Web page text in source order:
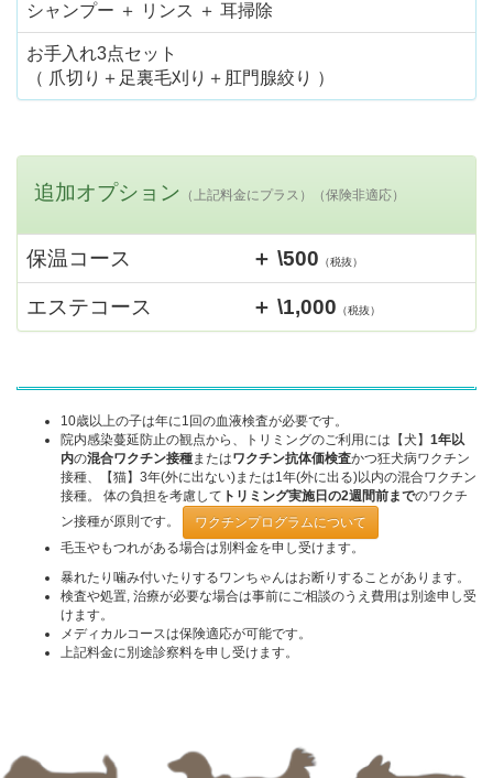
シャンプー ＋ リンス ＋ 耳掃除
お手入れ3点セット
（ 爪切り＋足裏毛刈り＋肛門腺絞り ）
追加オプション （上記料金にプラス）（保険非適応）
保温コース ＋ \500 （税抜）
エステコース ＋ \1,000 （税抜）
10歳以上の⼦は年に1回の血液検査が必要です。
院内感染蔓延防止の観点から、トリミングのご利用には【犬】 1年以
内の混合ワクチン接種またはワクチン抗体価検査かつ狂犬病ワクチン
接種、【猫】3年(外に出ない)または1年(外に出る)以内の混合ワクチン
接種。 体の負担を考慮して トリミング実施日の2週間前までのワクチ
ン接種が原則です。
ワクチンプログラムについて
⽑⽟やもつれがある場合は別料⾦を申し受けます。
暴れたり噛み付いたりするワンちゃんはお断りすることがあります。
検査や処置, 治療が必要な場合は事前にご相談のうえ費⽤は別途申し受
けます。
メディカルコースは保険適応が可能です。
上記料金に別途診察料を申し受けます。